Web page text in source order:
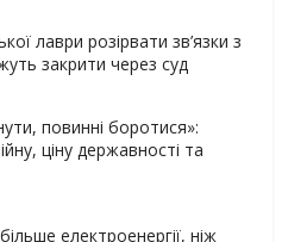
лаври розірвати зв’язки з
закрити через суд
повинні боротися»:
ціну державності та
електроенергії, ніж